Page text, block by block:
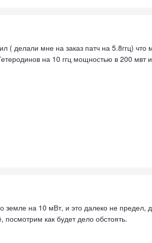
делали мне на заказ патч на 5.8ггц) что
на 10 ггц мощностью в 200 мвт
земле на 10 мВт, и это далеко не предел,
как будет дело обстоять.